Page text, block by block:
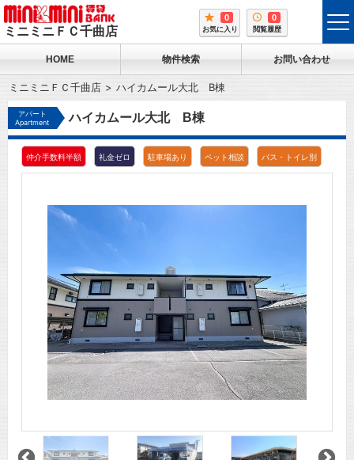
ミニミニＦＣ千曲店
0
お気に入り
0
閲覧履歴
HOME 物件検索 お問い合わせ
ミニミニＦＣ千曲店 ハイカムール大北 B棟
アパート
Apartment
ハイカムール大北 B棟
仲介手数料半額 礼金ゼロ 駐車場あり ペット相談 バス・トイレ別